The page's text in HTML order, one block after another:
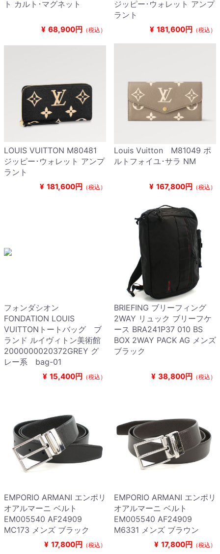
ト カルト･マグネット
¥ 68,900円 （税込）
ジッピー･ウォレット アンプ
ラント
¥ 181,600円 （税込）
LOUIS VUITTON M80481
ジッピー･ウォレット アンプ
ラント
¥ 181,600円 （税込）
Louis Vuitton M81049 ポ
ルトフォイユ･サラ NM
¥ 167,800円 （税込）
フォンダシオン
FONDATION LOUIS
VUITTONトートバッグ ブ
ランド ルイヴィトン美術館
2000000020372GREY グ
レー系 bag-01
¥ 15,400円 （税込）
BRIEFING ブリーフィング
2WAY リュック ブリーフケ
ース BRA241P37 010 BS
BOX 2WAY PACK AG メンズ
ブラック
¥ 38,800円 （税込）
EMPORIO ARMANI エンポリ
オアルマーニ ベルト
EM005540 AF24909
MC173 メンズ ブラック
¥ 17,800円 （税込）
EMPORIO ARMANI エンポリ
オアルマーニ ベルト
EM005540 AF24909
M6331 メンズ ブラウン
¥ 17,800円 （税込）